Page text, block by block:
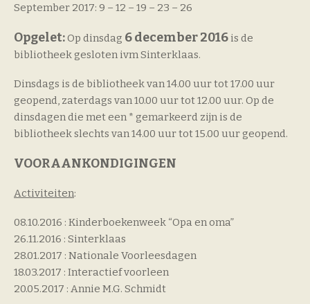
September 2017: 9 – 12 – 19 – 23 – 26
Opgelet:Op dinsdag 6 december 2016 is de
bibliotheek gesloten ivm Sinterklaas.
Dinsdags is de bibliotheek van 14.00 uur tot 17.00 uur
geopend, zaterdags van 10.00 uur tot 12.00 uur. Op de
dinsdagen die met een * gemarkeerd zijn is de
bibliotheek slechts van 14.00 uur tot 15.00 uur geopend.
VOORAANKONDIGINGEN
Activiteiten:
08.10.2016 : Kinderboekenweek “Opa en oma”
26.11.2016 : Sinterklaas
28.01.2017 : Nationale Voorleesdagen
18.03.2017 : Interactief voorleen
20.05.2017 : Annie M.G. Schmidt